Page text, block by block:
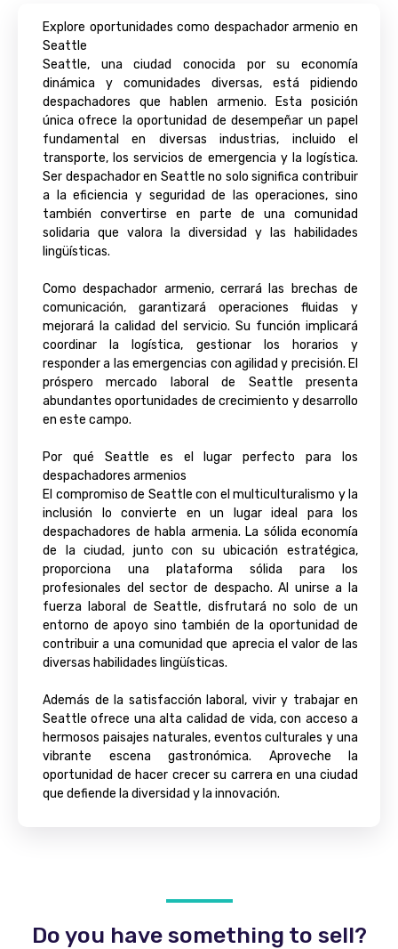
Explore oportunidades como despachador armenio en
Seattle
Seattle, una ciudad conocida por su economía
dinámica y comunidades diversas, está pidiendo
despachadores que hablen armenio. Esta posición
única ofrece la oportunidad de desempeñar un papel
fundamental en diversas industrias, incluido el
transporte, los servicios de emergencia y la logística.
Ser despachador en Seattle no solo significa contribuir
a la eficiencia y seguridad de las operaciones, sino
también convertirse en parte de una comunidad
solidaria que valora la diversidad y las habilidades
lingüísticas.
Como despachador armenio, cerrará las brechas de
comunicación, garantizará operaciones fluidas y
mejorará la calidad del servicio. Su función implicará
coordinar la logística, gestionar los horarios y
responder a las emergencias con agilidad y precisión. El
próspero mercado laboral de Seattle presenta
abundantes oportunidades de crecimiento y desarrollo
en este campo.
Por qué Seattle es el lugar perfecto para los
despachadores armenios
El compromiso de Seattle con el multiculturalismo y la
inclusión lo convierte en un lugar ideal para los
despachadores de habla armenia. La sólida economía
de la ciudad, junto con su ubicación estratégica,
proporciona una plataforma sólida para los
profesionales del sector de despacho. Al unirse a la
fuerza laboral de Seattle, disfrutará no solo de un
entorno de apoyo sino también de la oportunidad de
contribuir a una comunidad que aprecia el valor de las
diversas habilidades lingüísticas.
Además de la satisfacción laboral, vivir y trabajar en
Seattle ofrece una alta calidad de vida, con acceso a
hermosos paisajes naturales, eventos culturales y una
vibrante escena gastronómica. Aproveche la
oportunidad de hacer crecer su carrera en una ciudad
que defiende la diversidad y la innovación.
Do you have something to sell?